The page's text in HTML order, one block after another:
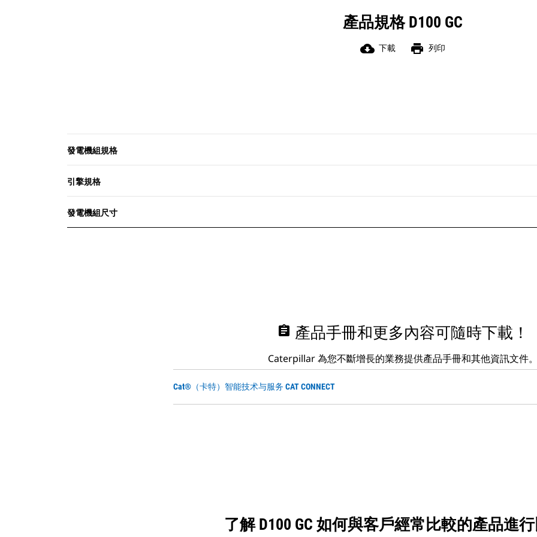
產品規格 D100 GC
cloud_download 下載 print 列印
發電機組規格
引擎規格
發電機組尺寸
assignment 產品手冊和更多內容可隨時下載！
Caterpillar 為您不斷增長的業務提供產品手冊和其他資訊文件
Cat®（卡特）智能技术与服务 CAT CONNECT
了解 D100 GC 如何與客戶經常比較的產品進